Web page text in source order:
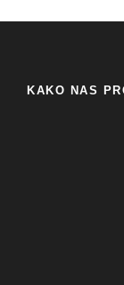
KAKO NAS